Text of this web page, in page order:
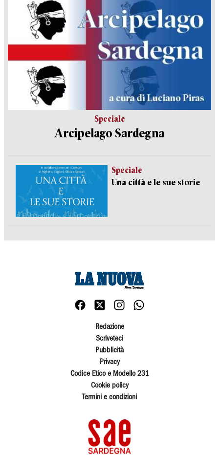
Speciale
Arcipelago Sardegna
Speciale
Una città e le sue storie
Redazione
Scriveteci
Pubblicità
Privacy
Codice Etico e Modello 231
Cookie policy
Termini e condizioni